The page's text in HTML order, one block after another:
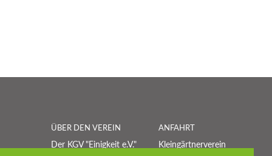
ÜBER DEN VEREIN
Der KGV "Einigkeit e.V."
ANFAHRT
Kleingärtnerverein